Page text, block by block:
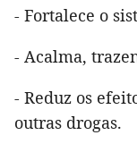
- Fortalece o
- Acalma,
- Reduz os
outras drogas.